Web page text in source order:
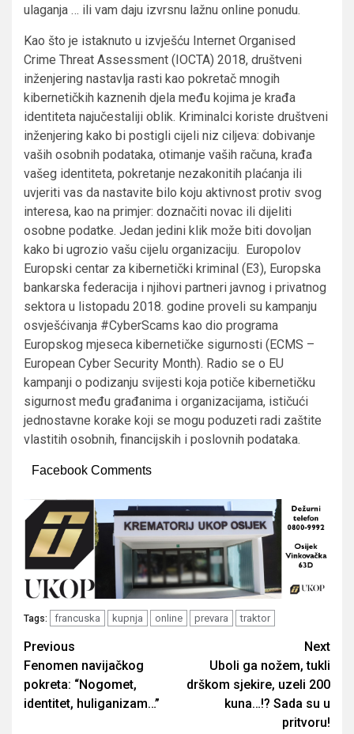
ulaganja … ili vam daju izvrsnu lažnu online ponudu.
Kao što je istaknuto u izvješću Internet Organised
Crime Threat Assessment (IOCTA) 2018, društveni
inženjering nastavlja rasti kao pokretač mnogih
kibernetičkih kaznenih djela među kojima je krađa
identiteta najučestaliji oblik. Kriminalci koriste društveni
inženjering kako bi postigli cijeli niz ciljeva: dobivanje
vaših osobnih podataka, otimanje vaših računa, krađa
vašeg identiteta, pokretanje nezakonitih plaćanja ili
uvjeriti vas da nastavite bilo koju aktivnost protiv svog
interesa, kao na primjer: doznačiti novac ili dijeliti
osobne podatke. Jedan jedini klik može biti dovoljan
kako bi ugrozio vašu cijelu organizaciju. Europolov
Europski centar za kibernetički kriminal (E3), Europska
bankarska federacija i njihovi partneri javnog i privatnog
sektora u listopadu 2018. godine proveli su kampanju
osvješćivanja #CyberScams kao dio programa
Europskog mjeseca kibernetičke sigurnosti (ECMS –
European Cyber Security Month). Radio se o EU
kampanji o podizanju svijesti koja potiče kibernetičku
sigurnost među građanima i organizacijama, ističući
jednostavne korake koji se mogu poduzeti radi zaštite
vlastitih osobnih, financijskih i poslovnih podataka.
Facebook Comments
Tags: francuska kupnja online prevara traktor
Post
navigation
Previous
Fenomen navijačkog
pokreta: “Nogomet,
identitet, huliganizam…”
Next
Uboli ga nožem, tukli
drškom sjekire, uzeli 200
kuna…!? Sada su u
pritvoru!